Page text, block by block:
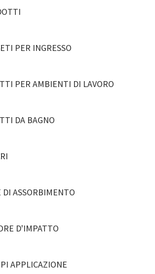
PER INGRESSO
PER AMBIENTI DI LAVORO
DA BAGNO
DI ASSORBIMENTO
D'IMPATTO
APPLICAZIONE